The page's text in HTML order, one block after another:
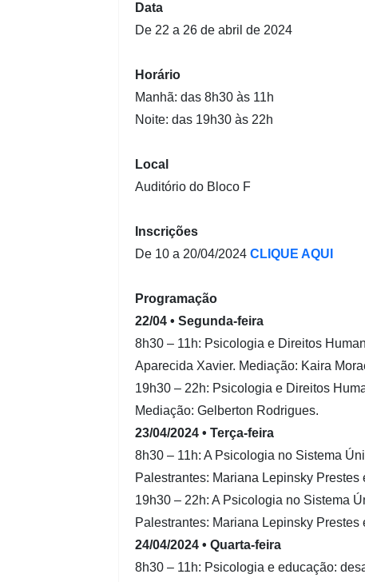
Data
De 22 a 26 de abril de 2024
Horário
Manhã: das 8h30 às 11h
Noite: das 19h30 às 22h
Local
Auditório do Bloco F
Inscrições
De 10 a 20/04/2024 CLIQUE AQUI
Programação
22/04 • Segunda-feira
8h30 – 11h: Psicologia e Direitos
Aparecida Xavier. Mediação: Kaira
19h30 – 22h: Psicologia e Direitos
Mediação: Gelberton Rodrigues.
23/04/2024 • Terça-feira
8h30 – 11h: A Psicologia no Sistema
Palestrantes: Mariana Lepinsky
19h30 – 22h: A Psicologia no Sistema
Palestrantes: Mariana Lepinsky
24/04/2024 • Quarta-feira
8h30 – 11h: Psicologia e educação: